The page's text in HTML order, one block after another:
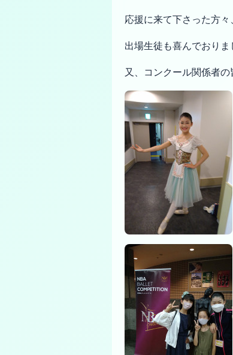
応援に来て下さった方
出場生徒も喜んでおりま
又、コンクール関係者